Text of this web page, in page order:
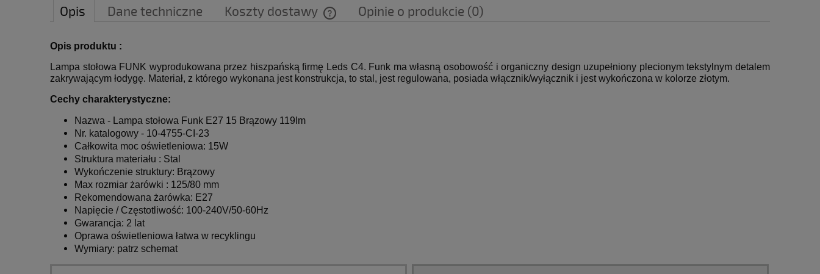
Opis Dane techniczne Koszty dostawy Opinie o produkcie (0)
Opis produktu :
Lampa stołowa FUNK wyprodukowana przez hiszpańską firmę Leds C4. Funk ma własną osobowość i organiczny design uzupełniony plecionym tekstylnym detalem
zakrywającym łodygę. Materiał, z którego wykonana jest konstrukcja, to stal, jest regulowana, posiada włącznik/wyłącznik i jest wykończona w kolorze złotym.
Cechy charakterystyczne:
Nazwa - Lampa stołowa Funk E27 15 Brązowy 119lm
Nr. katalogowy - 10-4755-CI-23
Całkowita moc oświetleniowa: 15W
Struktura materiału : Stal
Wykończenie struktury: Brązowy
Max rozmiar żarówki : 125/80 mm
Rekomendowana żarówka: E27
Napięcie / Częstotliwość: 100-240V/50-60Hz
Gwarancja: 2 lat
Oprawa oświetleniowa łatwa w recyklingu
Wymiary: patrz schemat